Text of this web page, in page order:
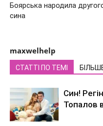
Боярська народила
сина
maxwelhelp
СТАТТІ ПО ТЕМІ
Син!
Топалов